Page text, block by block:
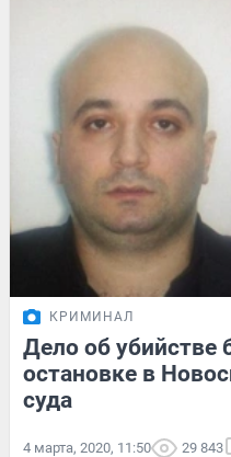
КРИМИНАЛ
Дело об убийстве
остановке в
суда
4 марта, 2020, 11:50 29 843